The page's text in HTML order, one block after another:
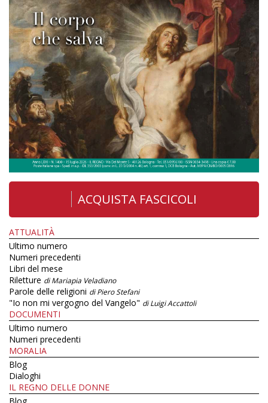
ACQUISTA FASCICOLI
ATTUALITÀ
Ultimo numero
Numeri precedenti
Libri del mese
Riletture di Mariapia Veladiano
Parole delle religioni di Piero Stefani
"Io non mi vergogno del Vangelo" di Luigi Accattoli
DOCUMENTI
Ultimo numero
Numeri precedenti
MORALIA
Blog
Dialoghi
IL REGNO DELLE DONNE